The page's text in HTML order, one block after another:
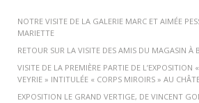
NOTRE VISITE DE LA GALERIE MARC ET AIMÉE
MARIETTE
RETOUR SUR LA VISITE DES AMIS DU MAGASIN À
VISITE DE LA PREMIÈRE PARTIE DE L’EXPOSITION
VEYRIE » INTITULÉE « CORPS MIROIRS » AU
EXPOSITION LE GRAND VERTIGE, DE VINCENT